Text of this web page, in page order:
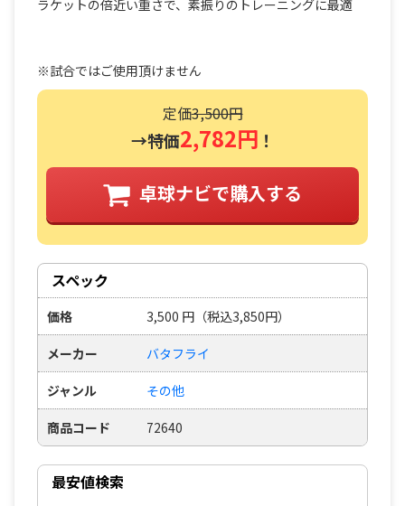
ラケットの倍近い重さで、素振りのトレーニングに最適
※試合ではご使用頂けません
定価3,500円
→特価2,782円 ！
卓球ナビで購入する
スペック
価格 3,500 円 （税込3,850円）
メーカー バタフライ
ジャンル その他
商品コード 72640
最安値検索